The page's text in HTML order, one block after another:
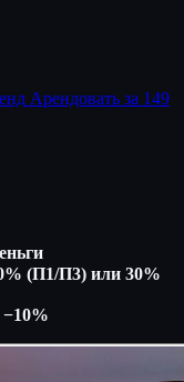
Арендовать за 149
(П1/П3) или 30%
−10%